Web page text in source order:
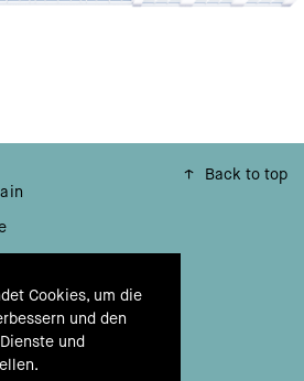
Cookies, um die
und den
und
↑ Back to top